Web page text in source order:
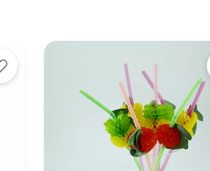
mevcut. Otel ve etkinlik
bir tercih yaparak marka
Eğlenceli Aksesuarlar
:
eklenen meyve dilimleri, kokteyl
sunumu zenginleştirir.
sosyal medyada paylaşmaya